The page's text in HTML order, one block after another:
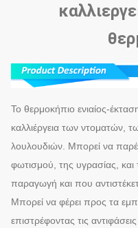
Το θερμοκήπιο ενιαίος-
καλλιέργεια των ντοματών,
λουλουδιών. Μπορεί να
φωτισμού, της υγρασίας,
παραγωγή και που
Μπορεί να φέρει προς τα
επιστρέφοντας τις